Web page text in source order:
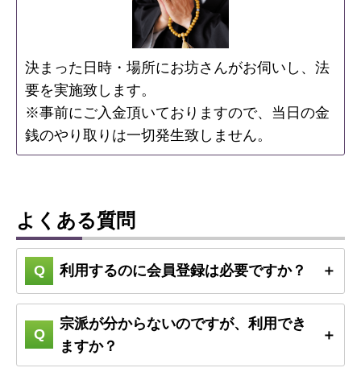
決まった日時・場所にお坊さんがお伺いし、法
要を実施致します。
※事前にご入金頂いておりますので、当日の金
銭のやり取りは一切発生致しません。
よくある質問
利用するのに会員登録は必要ですか？
宗派が分からないのですが、利用でき
ますか？